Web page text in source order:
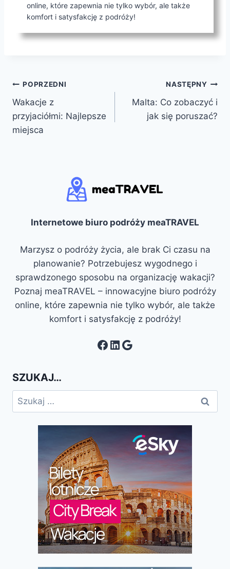
online, które zapewnia nie tylko wybór, ale także
komfort i satysfakcję z podróży!
Nawigacja
wpisu
POPRZEDNI
Wakacje z
przyjaciółmi: Najlepsze
miejsca
NASTĘPNY
Malta: Co zobaczyć i
jak się poruszać?
Internetowe biuro podróży meaTRAVEL
Marzysz o podróży życia, ale brak Ci czasu na
planowanie? Potrzebujesz wygodnego i
sprawdzonego sposobu na organizację wakacji?
Poznaj meaTRAVEL – innowacyjne biuro podróży
online, które zapewnia nie tylko wybór, ale także
komfort i satysfakcję z podróży!
Facebook
LinkedIn
Google
SZUKAJ…
Szukaj: